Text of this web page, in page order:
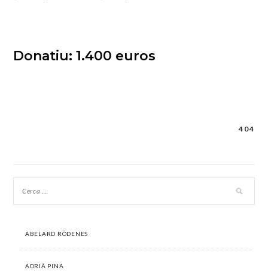
Donatiu: 1.400 euros
404
ABELARD RÒDENES
ADRIÀ PINA